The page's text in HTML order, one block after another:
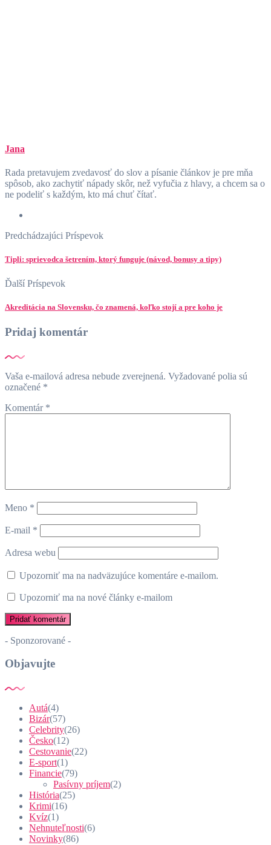
Jana
Rada pretavujem zvedavosť do slov a písanie článkov je pre mňa
spôsob, ako zachytiť nápady skôr, než vyfučia z hlavy, a chcem sa o
ne podeliť s každým, kto má chuť čítať.
Predchádzajúci Príspevok
Tipli: sprievodca šetrením, ktorý funguje (návod, bonusy a tipy)
Ďalší Príspevok
Akreditácia na Slovensku, čo znamená, koľko stojí a pre koho je
Pridaj komentár
Vaša e-mailová adresa nebude zverejnená. Vyžadované polia sú
označené *
Komentár *
Meno *
E-mail *
Adresa webu
Upozorniť ma na nadväzujúce komentáre e-mailom.
Upozorniť ma na nové články e-mailom
- Sponzorované -
Objavujte
Autá(4)
Bizár(57)
Celebrity(26)
Česko(12)
Cestovanie(22)
E-sport(1)
Financie(79)
Pasívny príjem(2)
História(25)
Krimi(16)
Kvíz(1)
Nehnuteľnosti(6)
Novinky(86)